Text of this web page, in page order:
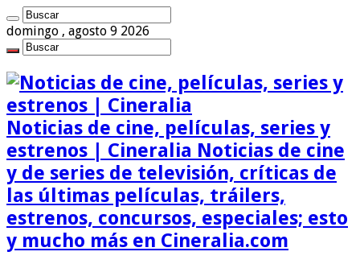
domingo , agosto 9 2026
Noticias de cine, películas, series y
estrenos | Cineralia Noticias de cine
y de series de televisión, críticas de
las últimas películas, tráilers,
estrenos, concursos, especiales; esto
y mucho más en Cineralia.com